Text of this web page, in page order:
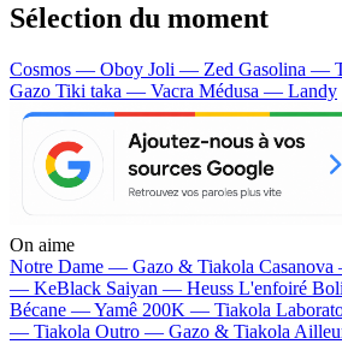
Sélection du moment
Cosmos — Oboy Joli — Zed Gasolina —
Gazo Tiki taka — Vacra Médusa — Landy
On aime
Notre Dame — Gazo & Tiakola
— KeBlack Saiyan — Heuss L'enfoiré
Bécane —Yamê 200K — Tiakola
— Tiakola Outro — Gazo & Tiakola